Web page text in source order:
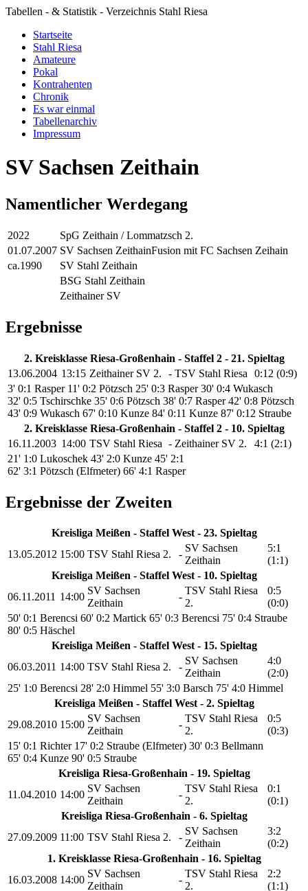
Tabellen - & Statistik - Verzeichnis Stahl Riesa
Startseite
Stahl Riesa
Amateure
Pokal
Kontrahenten
Chronik
Es war einmal
Tabellenarchiv
Impressum
SV Sachsen Zeithain
Namentlicher Werdegang
2022
SpG Zeithain / Lommatzsch 2.
01.07.2007 SV Sachsen ZeithainFusion mit FC Sachsen Zeihain
ca.1990
SV Stahl Zeithain
BSG Stahl Zeithain
Zeithainer SV
Ergebnisse
2. Kreisklasse Riesa-Großenhain - Staffel 2 - 21. Spieltag
13.06.2004 13:15 Zeithainer SV 2. - TSV Stahl Riesa
0:12 (0:9)
3' 0:1 Rasper 11' 0:2 Pötzsch 25' 0:3 Rasper30' 0:4 Wukasch
32' 0:5 Tschirschke 35' 0:6 Pötzsch 38' 0:7 Rasper42' 0:8 Pötzsch
43' 0:9 Wukasch 67' 0:10 Kunze 84' 0:11 Kunze 87' 0:12 Straube
2. Kreisklasse Riesa-Großenhain - Staffel 2 - 10. Spieltag
16.11.2003 14:00 TSV Stahl Riesa - Zeithainer SV 2.
4:1 (2:1)
21' 1:0 Lukoschek 43' 2:0 Kunze 45' 2:1
62' 3:1 Pötzsch (Elfmeter) 66' 4:1 Rasper
Ergebnisse der Zweiten
Kreisliga Meißen - Staffel West - 23. Spieltag
13.05.2012 15:00 TSV Stahl Riesa 2. -
SV Sachsen
Zeithain
5:1
(1:1)
Kreisliga Meißen - Staffel West - 10. Spieltag
06.11.2011 14:00
SV Sachsen
Zeithain
-
TSV Stahl Riesa
2.
0:5
(0:0)
50' 0:1 Berencsi 60' 0:2 Martick 65' 0:3 Berencsi 75' 0:4 Straube
80' 0:5 Häschel
Kreisliga Meißen - Staffel West - 15. Spieltag
06.03.2011 14:00 TSV Stahl Riesa 2. -
SV Sachsen
Zeithain
4:0
(2:0)
25' 1:0 Berencsi 28' 2:0 Himmel 55' 3:0 Barsch 75' 4:0 Himmel
Kreisliga Meißen - Staffel West - 2. Spieltag
29.08.2010 15:00
SV Sachsen
Zeithain
-
TSV Stahl Riesa
2.
0:5
(0:3)
15' 0:1 Richter 17' 0:2 Straube (Elfmeter) 30' 0:3 Bellmann
65' 0:4 Kunze 90' 0:5 Straube
Kreisliga Riesa-Großenhain - 19. Spieltag
11.04.2010 14:00
SV Sachsen
Zeithain
-
TSV Stahl Riesa
2.
0:1
(0:1)
Kreisliga Riesa-Großenhain - 6. Spieltag
27.09.2009 11:00 TSV Stahl Riesa 2. -
SV Sachsen
Zeithain
3:2
(0:2)
1. Kreisklasse Riesa-Großenhain - 16. Spieltag
16.03.2008 14:00
SV Sachsen
Zeithain
-
TSV Stahl Riesa
2.
2:2
(1:1)